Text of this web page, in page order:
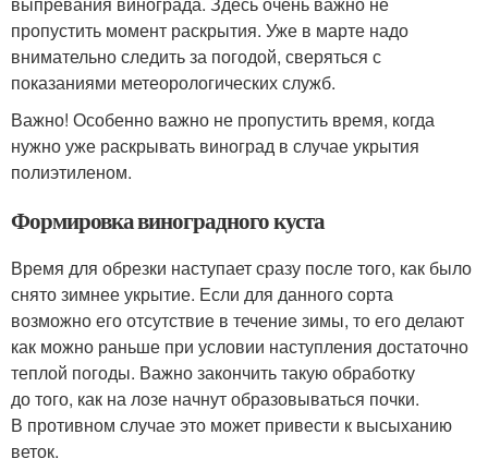
пропустить момент раскрытия. Уже в марте надо
внимательно следить за погодой, сверяться с
показаниями метеорологических служб.
Важно! Особенно важно не пропустить время, когда
нужно уже раскрывать виноград в случае укрытия
полиэтиленом.
Формировка виноградного куста
Время для обрезки наступает сразу после того, как было
снято зимнее укрытие. Если для данного сорта
возможно его отсутствие в течение зимы, то его делают
как можно раньше при условии наступления достаточно
теплой погоды. Важно закончить такую обработку
до того, как на лозе начнут образовываться почки.
В противном случае это может привести к высыханию
веток.